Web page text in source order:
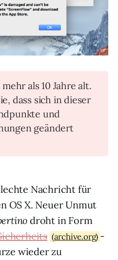
als 10 Jahre alt.
dass sich in dieser
und
geändert
Nachricht für
OS X. Neuer Unmut
droht in Form
(archive.org) -
wieder zu